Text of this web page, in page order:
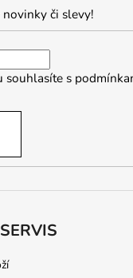
novinky či slevy!
souhlasíte s